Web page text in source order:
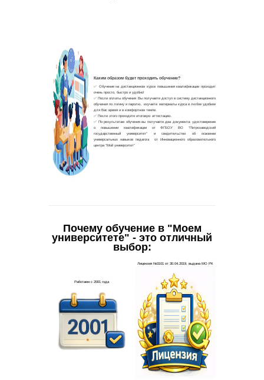
Почему обучение в "Моем
университете" - это отличный
выбор: